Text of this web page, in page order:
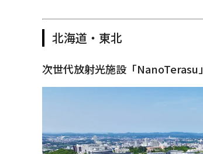
北海道・東北
次世代放射光施設「NanoTerasu」